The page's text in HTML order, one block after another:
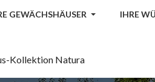
GEWÄCHSHÄUSER IHRE
Kollektion Natura